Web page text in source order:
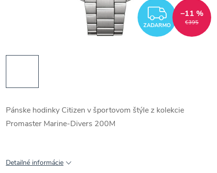
ZADARMO €395
–11 %
Pánske hodinky Citizen v športovom štýle z kolekcie
Promaster Marine-Divers 200M
Detailné informácie